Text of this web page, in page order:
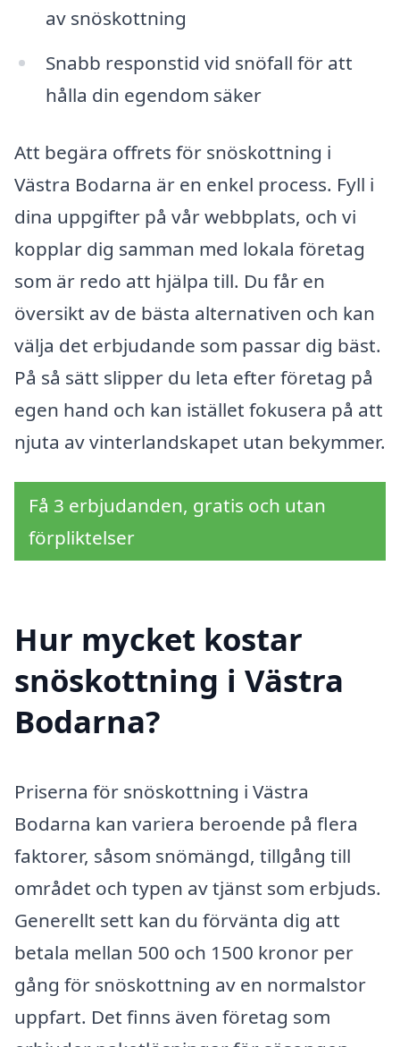
av snöskottning
Snabb responstid vid snöfall för att
hålla din egendom säker
Att begära offrets för snöskottning i
Västra Bodarna är en enkel process. Fyll i
dina uppgifter på vår webbplats, och vi
kopplar dig samman med lokala företag
som är redo att hjälpa till. Du får en
översikt av de bästa alternativen och kan
välja det erbjudande som passar dig bäst.
På så sätt slipper du leta efter företag på
egen hand och kan istället fokusera på att
njuta av vinterlandskapet utan bekymmer.
Få 3 erbjudanden, gratis och utan
förpliktelser
Hur mycket kostar
snöskottning i Västra
Bodarna?
Priserna för snöskottning i Västra
Bodarna kan variera beroende på flera
faktorer, såsom snömängd, tillgång till
området och typen av tjänst som erbjuds.
Generellt sett kan du förvänta dig att
betala mellan 500 och 1500 kronor per
gång för snöskottning av en normalstor
uppfart. Det finns även företag som